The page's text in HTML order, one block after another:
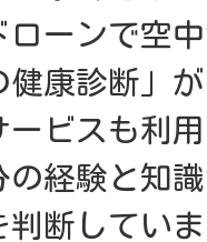
ローンで空
健康診断」
ービスも利
の経験と知
判断してい